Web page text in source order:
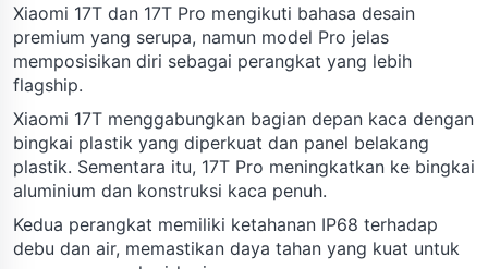
Xiaomi 17T dan 17T Pro mengikuti bahasa desain
premium yang serupa, namun model Pro jelas
memposisikan diri sebagai perangkat yang lebih
flagship.
Xiaomi 17T menggabungkan bagian depan kaca dengan
bingkai plastik yang diperkuat dan panel belakang
plastik. Sementara itu, 17T Pro meningkatkan ke bingkai
aluminium dan konstruksi kaca penuh.
Kedua perangkat memiliki ketahanan IP68 terhadap
debu dan air, memastikan daya tahan yang kuat untuk